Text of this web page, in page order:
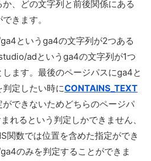
、どの文字列と前後関係にある
きます。
というga4の文字列が2つある
adというga4の文字列が1つ
ます。最後のページパスにga4と
定したい時にCONTAINS_TEXT
できないためどちらのページパ
れるという判定しかできません、
関数では位置を含めた指定ができ
のみを判定することができま